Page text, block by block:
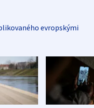
evropskými